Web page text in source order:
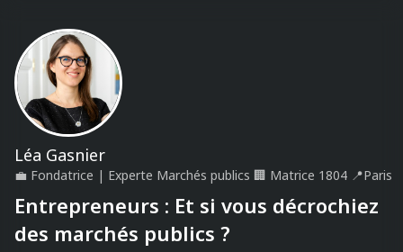
Léa Gasnier
💼 Fondatrice | Experte Marchés publics 🏢 Matrice 1804 📍Paris
Entrepreneurs : Et si vous décrochiez
des marchés publics ?